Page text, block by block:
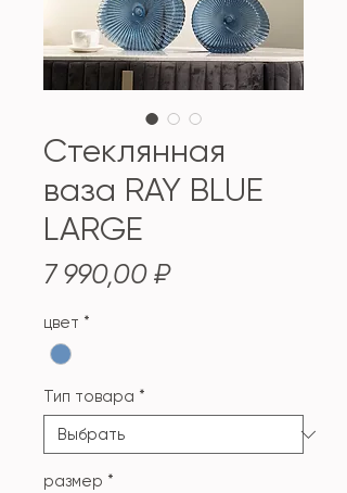
Стеклянная
ваза RAY BLUE
LARGE
7 990,00 ₽Цена
цвет *
Тип товара *
размер *